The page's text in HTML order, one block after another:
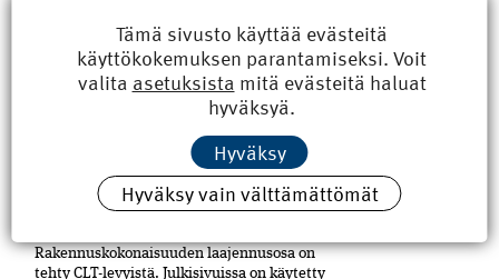
Yliopistokiinteistöt Oy:n (SYK), kanssa.
Yliopisto tulee Noodiin vuokralle.
Hankekokonaisuuteen on sisältynyt...
Puu on merkittävässä roolissa Porin
keskustaan Eteläpuiston ja Mikonkadun
kulmaan viime vuoden lopussa
valmistuneessa moni­toimitalossa,
Rakennuskokonaisuuden laajennusosa on
tehty CLT-levyistä. Julkisivuissa on käytetty
Tämä sivusto käyttää evästeitä
käyttökokemuksen parantamiseksi. Voit
valita asetuksista mitä evästeitä haluat
hyväksyä.
Hyväksy
Hyväksy vain välttämättömät